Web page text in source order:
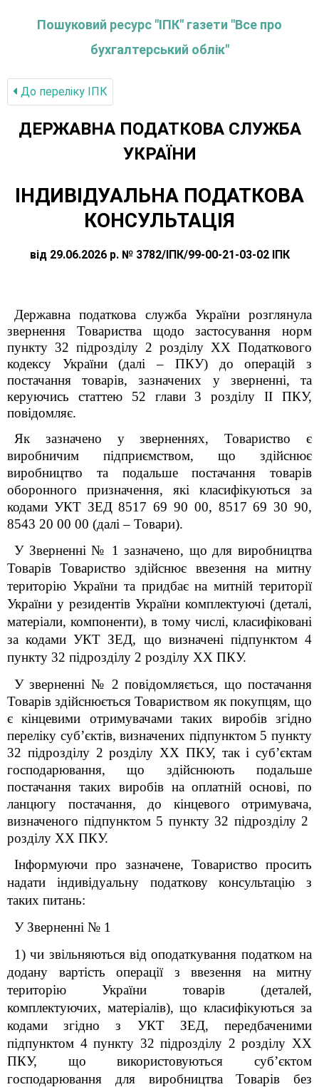
Пошуковий ресурс "ІПК" газети "Все про
бухгалтерський облік"
До переліку IПК
ДЕРЖАВНА ПОДАТКОВА СЛУЖБА
УКРАЇНИ
ІНДИВІДУАЛЬНА ПОДАТКОВА
КОНСУЛЬТАЦІЯ
від 29.06.2026 р. № 3782/ІПК/99-00-21-03-02 ІПК
Державна податкова служба України розглянула
звернення Товаристващодо застосування норм
пункту 32 підрозділу 2 розділу XX Податкового
кодексу України (далі – ПКУ) до операцій з
постачання товарів, зазначених у зверненні, та
керуючись статтею 52 глави 3 розділу ІІ ПКУ,
повідомляє.
Як зазначено у зверненнях, Товариство є
виробничим підприємством, що здійснює
виробництво та подальше постачання товарів
оборонного призначення, які класифікуються за
кодами УКТ ЗЕД 8517 69 90 00, 8517 69 30 90,
8543 20 00 00 (далі – Товари).
У Зверненні № 1 зазначено, що для виробництва
Товарів Товариство здійснює ввезення на митну
територію України та придбає на митній території
України у резидентів України комплектуючі (деталі,
матеріали, компоненти), в тому числі, класифіковані
за кодами УКТ ЗЕД, що визначені підпунктом 4
пункту 32 підрозділу 2 розділу ХХ ПКУ.
У зверненні № 2 повідомляється, що постачання
Товарів здійснюється Товариством як покупцям, що
є кінцевими отримувачами таких виробів згідно
переліку суб’єктів, визначених підпунктом 5 пункту
32 підрозділу 2 розділу ХХ ПКУ, так і суб’єктам
господарювання, що здійснюють подальше
постачання таких виробів на оплатній основі, по
ланцюгу постачання, до кінцевого отримувача,
визначеного підпунктом 5 пункту 32 підрозділу 2
розділу ХХ ПКУ.
Інформуючи про зазначене, Товариство просить
надати індивідуальну податкову консультацію з
таких питань:
У Зверненні № 1
1) чи звільняються від оподаткування податком на
додану вартість операції з ввезення на митну
територію України товарів (деталей,
комплектуючих, матеріалів), що класифікуються за
кодами згідно з УКТ ЗЕД, передбаченими
підпунктом 4 пункту 32 підрозділу 2 розділу ХХ
ПКУ, що використовуються суб’єктом
господарювання для виробництва Товарів без